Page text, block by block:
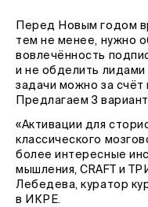
Перед Новым годом
тем не менее, нужно
вовлечённость
и не обделить
задачи можно за счёт
Предлагаем 3
«Активации для
классического
более интересные
мышления, CRAFT и
Лебедева, куратор
в ИКРЕ.